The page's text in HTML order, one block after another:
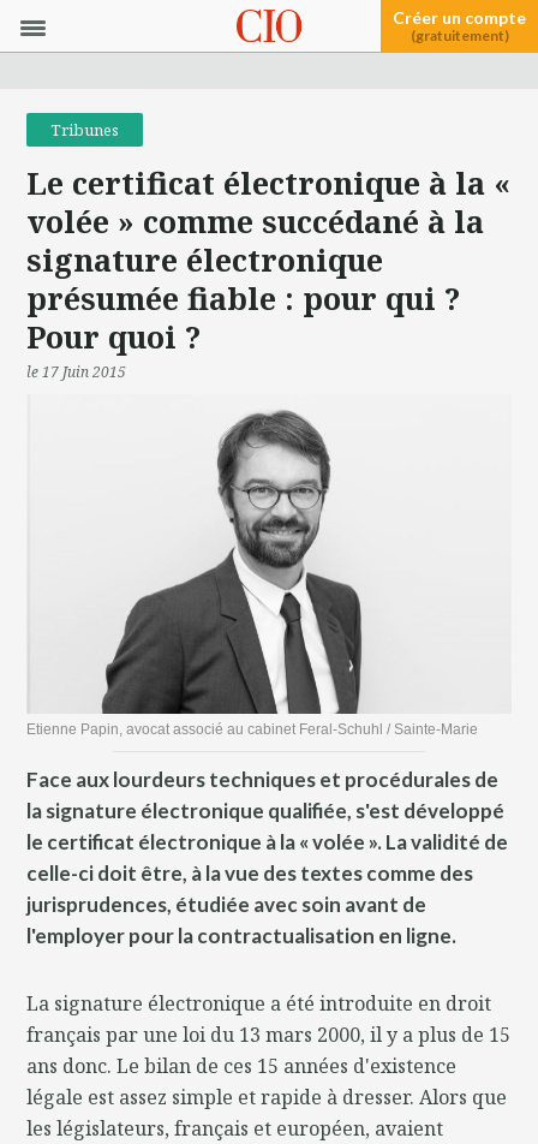
Créer un compte
(gratuitement)
Tribunes
Le certificat électronique à la «
volée » comme succédané à la
signature électronique
présumée fiable : pour qui ?
Pour quoi ?
le 17 Juin 2015
Etienne Papin, avocat associé au cabinet Feral-Schuhl / Sainte-Marie
Face aux lourdeurs techniques et procédurales de
la signature électronique qualifiée, s'est développé
le certificat électronique à la « volée ». La validité de
celle-ci doit être, à la vue des textes comme des
jurisprudences, étudiée avec soin avant de
l'employer pour la contractualisation en ligne.
La signature électronique a été introduite en droit
français par une loi du 13 mars 2000, il y a plus de 15
ans donc. Le bilan de ces 15 années d'existence
légale est assez simple et rapide à dresser. Alors que
les législateurs, français et européen, avaient